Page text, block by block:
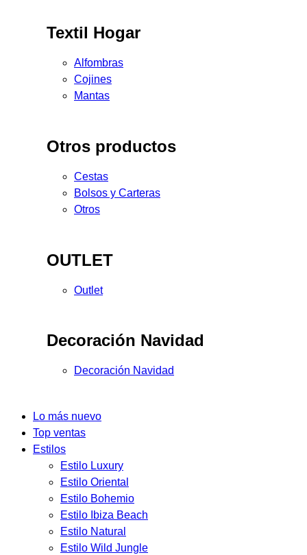
Textil Hogar
Alfombras
Cojines
Mantas
Otros productos
Cestas
Bolsos y Carteras
Otros
OUTLET
Outlet
Decoración Navidad
Decoración Navidad
Lo más nuevo
Top ventas
Estilos
Estilo Luxury
Estilo Oriental
Estilo Bohemio
Estilo Ibiza Beach
Estilo Natural
Estilo Wild Jungle